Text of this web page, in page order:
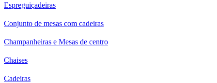
Espreguiçadeiras
Conjunto de mesas com cadeiras
Champanheiras e Mesas de centro
Chaises
Cadeiras